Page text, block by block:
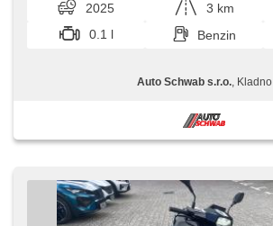
2025 3 km
0.1 l
Benzin
Auto Schwab s.r.o., Kladno